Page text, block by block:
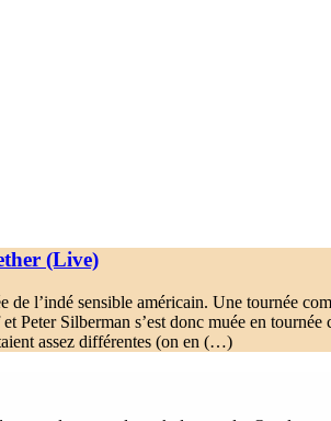
(Live)
l’indé sensible américain. Une tournée
Peter Silberman s’est donc muée en
assez différentes (on en (…)